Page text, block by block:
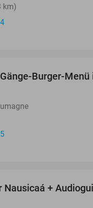
km)
Burger-Menü
+